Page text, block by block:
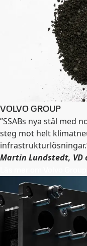
VOLVO GROUP
”SSABs nya stål med
steg mot helt
Martin Lundstedt, VD